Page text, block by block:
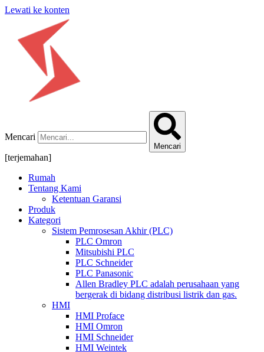
Lewati ke konten
Mencari
Mencari
[terjemahan]
Rumah
Tentang Kami
Ketentuan Garansi
Produk
Kategori
Sistem Pemrosesan Akhir (PLC)
PLC Omron
Mitsubishi PLC
PLC Schneider
PLC Panasonic
Allen Bradley PLC adalah perusahaan yang
bergerak di bidang distribusi listrik dan gas.
HMI
HMI Proface
HMI Omron
HMI Schneider
HMI Weintek